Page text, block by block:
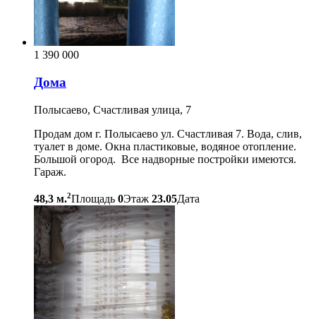
1 390 000
Дома
Полысаево, Счастливая улица, 7
Продам дом г. Полысаево ул. Счастливая 7. Вода, слив,
туалет в доме. Окна пластиковые, водяное отопление.
Большой огород. Все надворные постройки имеются.
Гараж.
48,3 м.2Площадь 0Этаж 23.05Дата